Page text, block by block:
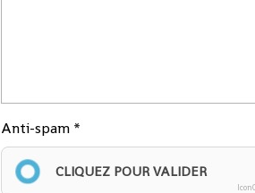
Anti-spam
CLIQUEZ POUR VALIDER